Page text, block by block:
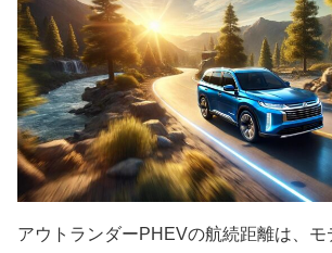
アウトランダーPHEVの航続距離は、モ